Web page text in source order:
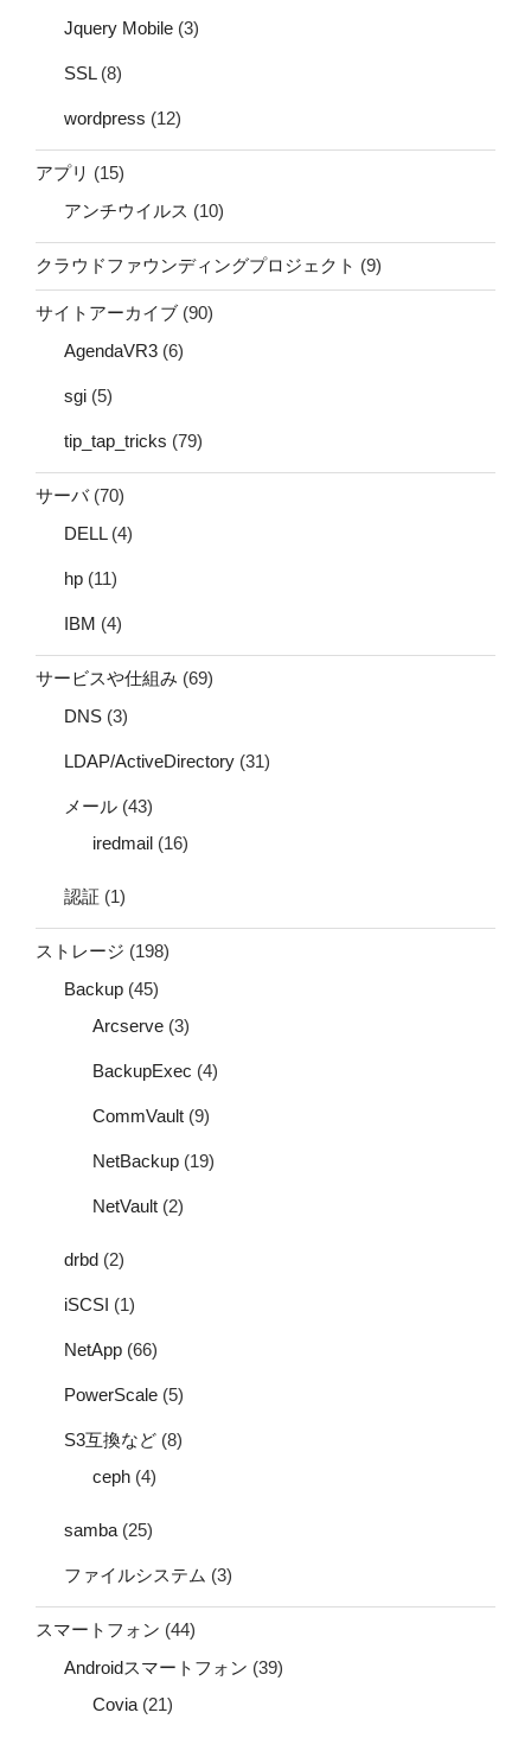
Jquery Mobile (3)
SSL(8)
wordpress (12)
アプリ (15)
アンチウイルス (10)
クラウドファウンディングプロジェクト (9)
サイトアーカイブ (90)
AgendaVR3 (6)
sgi (5)
tip_tap_tricks (79)
サーバ(70)
DELL(4)
hp (11)
IBM (4)
サービスや仕組み (69)
DNS (3)
LDAP/ActiveDirectory (31)
メール (43)
iredmail (16)
認証 (1)
ストレージ (198)
Backup (45)
Arcserve (3)
BackupExec (4)
CommVault (9)
NetBackup (19)
NetVault (2)
drbd (2)
iSCSI (1)
NetApp (66)
PowerScale (5)
S3互換など (8)
ceph (4)
samba (25)
ファイルシステム (3)
スマートフォン (44)
Androidスマートフォン (39)
Covia (21)